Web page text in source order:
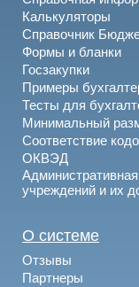
Калькуляторы
Справочник
Формы и бланки
Госзакупки
Примеры
Тесты для
Минимальный
Соответствие
ОКВЭД
учреждений и их
О системе
Отзывы
Партнеры